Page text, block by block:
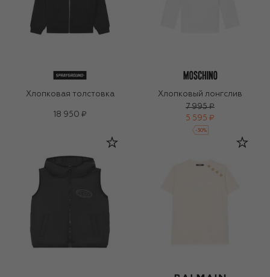
Хлопковая толстовка
18 950 ₽
Хлопковый лонгслив
7 995 ₽
5 595 ₽
-30%